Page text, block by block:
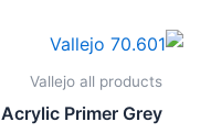
Vallejo all products
Acrylic Primer Grey